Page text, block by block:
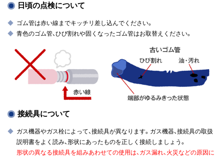
日頃の点検について
ゴム管は赤い線までキッチリ差し込んでください。
青色のゴム管、ひび割れや固くなったゴム管はお取替えください。
接続具について
ガス機器やガス栓によって、接続具が異なります。ガス機器、接続具の取扱
説明書をよく読み、形状にあったものを正しく接続しましょう。
形状の異なる接続具を組みあわせての使用は、ガス漏れ、火災などの原因に